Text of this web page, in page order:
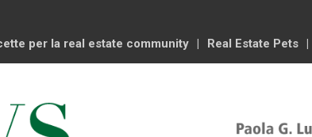
per la real estate community Real Estate Pets